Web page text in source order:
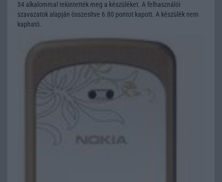
34 alkalommal tekintették meg a készüléket. A felhasználói
szavazatok alapján összesítve 6.80 pontot kapott. A készülék nem
kapható.